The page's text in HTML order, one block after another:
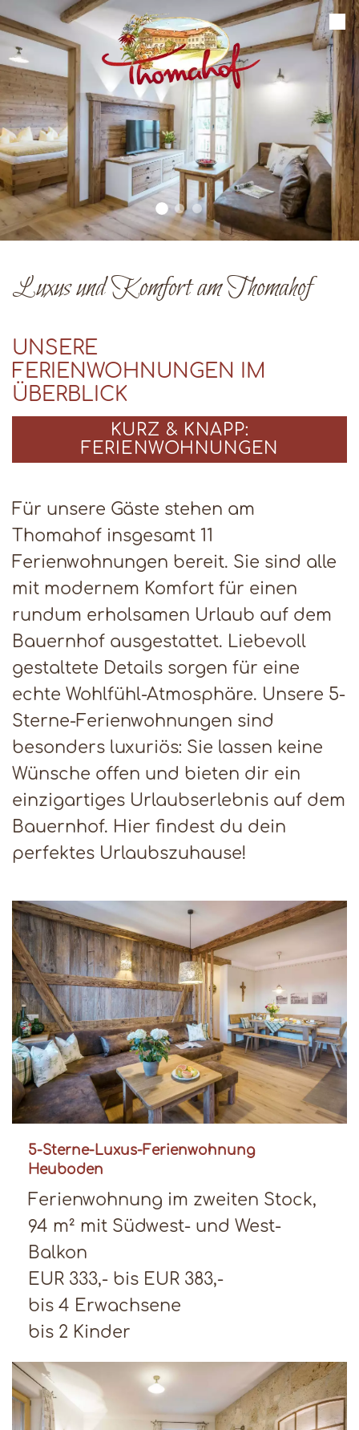
Luxus und Komfort am Thomahof
UNSERE
FERIENWOHNUNGEN IM
ÜBERBLICK
KURZ & KNAPP:
FERIENWOHNUNGEN
Für unsere Gäste stehen am
Thomahof insgesamt 11
Ferienwohnungen bereit. Sie sind alle
mit modernem Komfort für einen
rundum erholsamen Urlaub auf dem
Bauernhof ausgestattet. Liebevoll
gestaltete Details sorgen für eine
echte Wohlfühl-Atmosphäre. Unsere 5-
Sterne-Ferienwohnungen sind
besonders luxuriös: Sie lassen keine
Wünsche offen und bieten dir ein
einzigartiges Urlaubserlebnis auf dem
Bauernhof. Hier findest du dein
perfektes Urlaubszuhause!
5-Sterne-Luxus-Ferienwohnung
Heuboden
Ferienwohnung im zweiten Stock,
94 m² mit Südwest- und West-
Balkon
EUR 333,- bis EUR 383,-
bis 4 Erwachsene
bis 2 Kinder